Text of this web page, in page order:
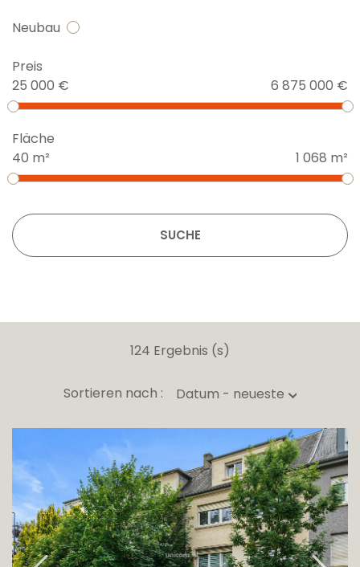
Neubau
Preis
25 000 €
6 875 000 €
Fläche
40 m²
1 068 m²
SUCHE
124 Ergebnis (s)
Sortieren nach : Datum - neueste